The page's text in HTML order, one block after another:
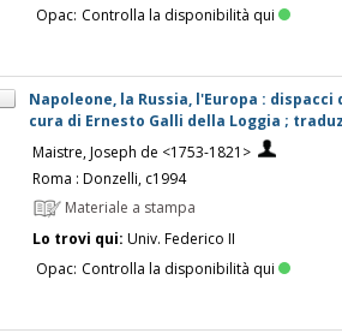
Opac: Controlla la disponibilità qui
Napoleone, la Russia, l'Europa :
cura di Ernesto Galli della Loggia ;
Maistre, Joseph de <1753-1821>
Roma : Donzelli, c1994
Materiale a stampa
Lo trovi qui: Univ. Federico II
Opac: Controlla la disponibilità qui